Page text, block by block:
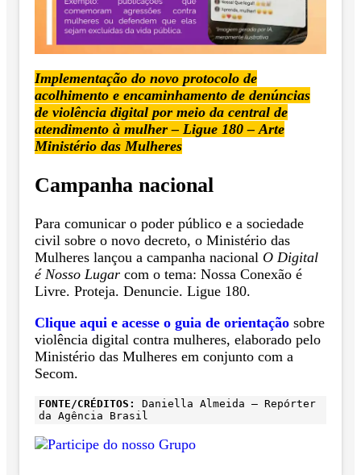
Implementação do novo protocolo de
acolhimento e encaminhamento de denúncias
de violência digital por meio da central de
atendimento à mulher – Ligue 180 – Arte
Ministério das Mulheres
Campanha nacional
Para comunicar o poder público e a sociedade
civil sobre o novo decreto, o Ministério das
Mulheres lançou a campanha nacional O Digital
é Nosso Lugar com o tema: Nossa Conexão é
Livre. Proteja. Denuncie. Ligue 180.
Clique aqui e acesse o guia de orientação sobre
violência digital contra mulheres, elaborado pelo
Ministério das Mulheres em conjunto com a
Secom.
FONTE/CRÉDITOS:
Daniella Almeida – Repórter
da Agência Brasil